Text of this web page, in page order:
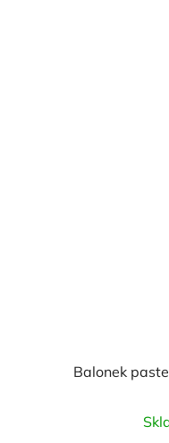
Balonek